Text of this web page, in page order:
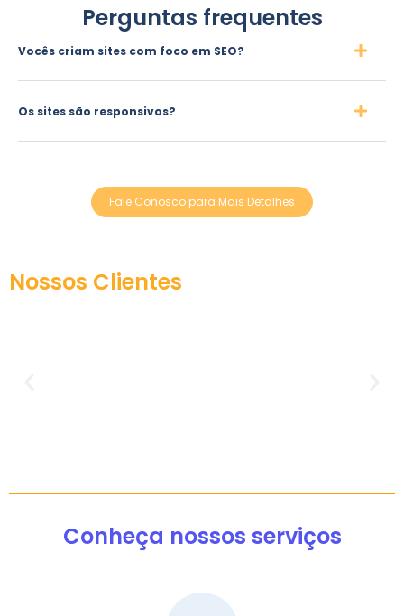
Perguntas frequentes
Vocês criam sites com foco em SEO?
Os sites são responsivos?
Fale Conosco para Mais Detalhes
Nossos Clientes
Conheça nossos serviços